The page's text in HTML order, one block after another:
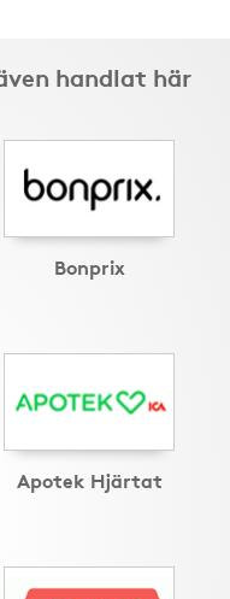
handlat här
Bonprix
Apotek Hjärtat